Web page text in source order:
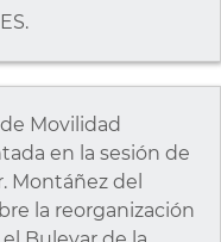
Movilidad
en la sesión de
Montáñez del
la reorganización